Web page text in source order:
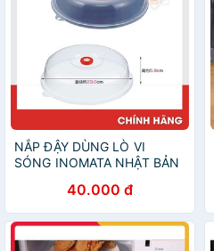
NẮP ĐẬY DÙNG LÒ VI
SÓNG INOMATA NHẬT BẢN
40.000 đ